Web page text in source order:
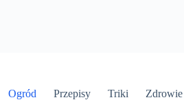
Ogród Przepisy Triki Zdrowie